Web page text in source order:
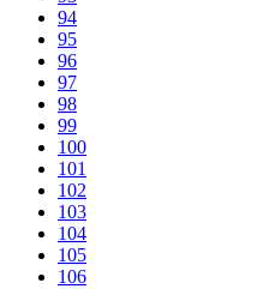
94
95
96
97
98
99
100
101
102
103
104
105
106